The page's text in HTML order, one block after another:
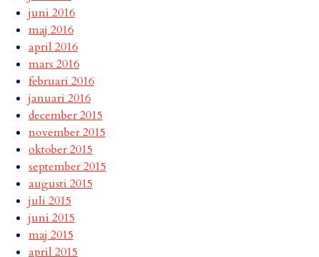
juni 2016
maj 2016
april 2016
mars 2016
februari 2016
januari 2016
december 2015
november 2015
oktober 2015
september 2015
augusti 2015
juli 2015
juni 2015
maj 2015
april 2015